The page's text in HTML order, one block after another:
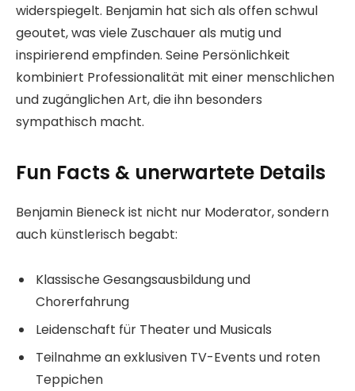
widerspiegelt. Benjamin hat sich als offen schwul
geoutet, was viele Zuschauer als mutig und
inspirierend empfinden. Seine Persönlichkeit
kombiniert Professionalität mit einer menschlichen
und zugänglichen Art, die ihn besonders
sympathisch macht.
Fun Facts & unerwartete Details
Benjamin Bieneck ist nicht nur Moderator, sondern
auch künstlerisch begabt:
Klassische Gesangsausbildung und
Chorerfahrung
Leidenschaft für Theater und Musicals
Teilnahme an exklusiven TV-Events und roten
Teppichen